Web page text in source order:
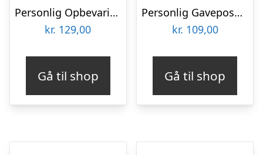
Personlig Opbevaringsboks i Metal med Billede – Rund
kr. 129,00
Gå til shop
Personlig Gavepose til vin med Fotohjerte & Tekst
kr. 109,00
Gå til shop